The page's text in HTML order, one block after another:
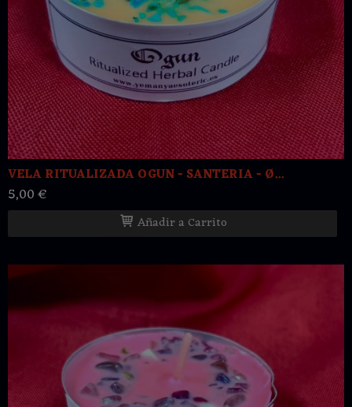
VELA RITUALIZADA OGUN - SANTERIA - Ø...
5,00 €
Añadir a Carrito